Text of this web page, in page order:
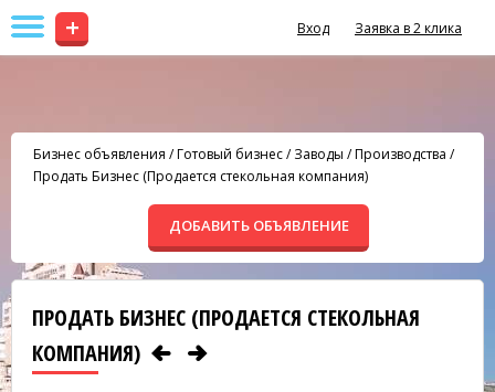
+ Вход Заявка в 2 клика
Бизнес объявления /Готовый бизнес/Заводы / Производства /
Продать Бизнес (Продается стекольная компания)
ДОБАВИТЬ ОБЪЯВЛЕНИЕ
ПРОДАТЬ БИЗНЕС (ПРОДАЕТСЯ СТЕКОЛЬНАЯ
КОМПАНИЯ)